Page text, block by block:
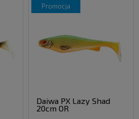
Daiwa PX Lazy Shad
20cm OR
promocja